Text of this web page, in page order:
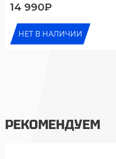
14 990₽
НЕТ В НАЛИЧИИ
РЕКОМЕНДУЕМ